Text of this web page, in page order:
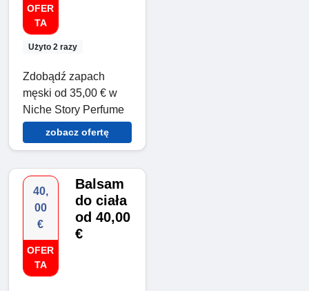
OFER
TA
Użyto 2 razy
Zdobądź zapach
męski od 35,00 € w
Niche Story Perfume
zobacz ofertę
40,
00
€
OFER
TA
Balsam
do ciała
od 40,00
€